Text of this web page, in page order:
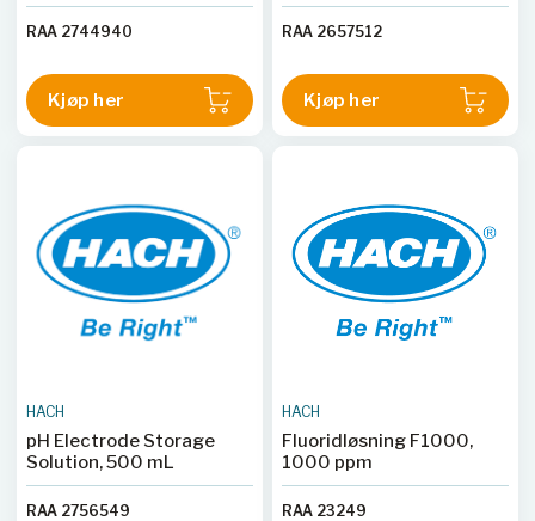
RAA 2744940
Kjøp her
RAA 2657512
Kjøp her
HACH
pH Electrode Storage
Solution, 500 mL
RAA 2756549
HACH
Fluoridløsning F1000,
1000 ppm
RAA 23249